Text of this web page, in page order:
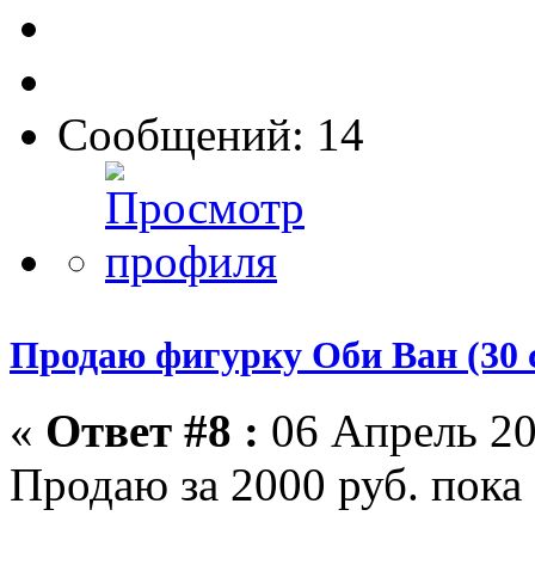
Сообщений: 14
Продаю фигурку Оби Ван (30
« Ответ #8 : 06 Апрель
Продаю за 2000 руб. пока